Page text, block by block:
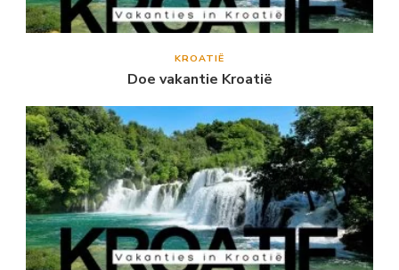
KROATIË
Doe vakantie Kroatië